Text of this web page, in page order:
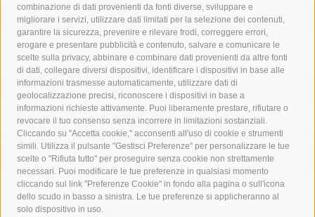
combinazione di dati provenienti da fonti diverse, sviluppare e
migliorare i servizi, utilizzare dati limitati per la selezione dei contenuti,
garantire la sicurezza, prevenire e rilevare frodi, correggere errori,
erogare e presentare pubblicità e contenuto, salvare e comunicare le
scelte sulla privacy, abbinare e combinare dati provenienti da altre fonti
di dati, collegare diversi dispositivi, identificare i dispositivi in base alle
informazioni trasmesse automaticamente, utilizzare dati di
geolocalizzazione precisi, riconoscere i dispositivi in base a
informazioni richieste attivamente. Puoi liberamente prestare, rifiutare o
revocare il tuo consenso senza incorrere in limitazioni sostanziali.
Cliccando su "Accetta cookie," acconsenti all'uso di cookie e strumenti
simili. Utilizza il pulsante "Gestisci Preferenze" per personalizzare le tue
scelte o "Rifiuta tutto" per proseguire senza cookie non strettamente
necessari. Puoi modificare le tue preferenze in qualsiasi momento
cliccando sul link "Preferenze Cookie" in fondo alla pagina o sull'icona
dello scudo in basso a sinistra. Le tue preferenze si applicheranno al
solo dispositivo in uso.
costiera amalfitana
covid-19 eav
elezioni
fondazione sorrento
gori guardia costiera
incidente
lavori
lorenzo balducelli mare
massa lubrense
massimo coppola
Meta napoli
ordinanza
penisola sorrentina
piano di sorrento
polizia municipale
protezione civile
Regione Campania
sant'agnello
sindaco cuomo
sorrento studenti temporali
treni
turismo
Vico Equense villa fiorentino vincenzo de luca